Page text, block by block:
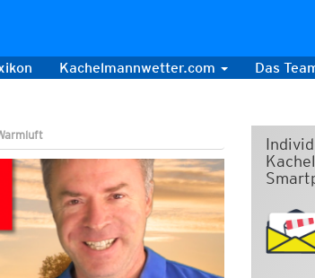
Kachelmannwetter.com Das